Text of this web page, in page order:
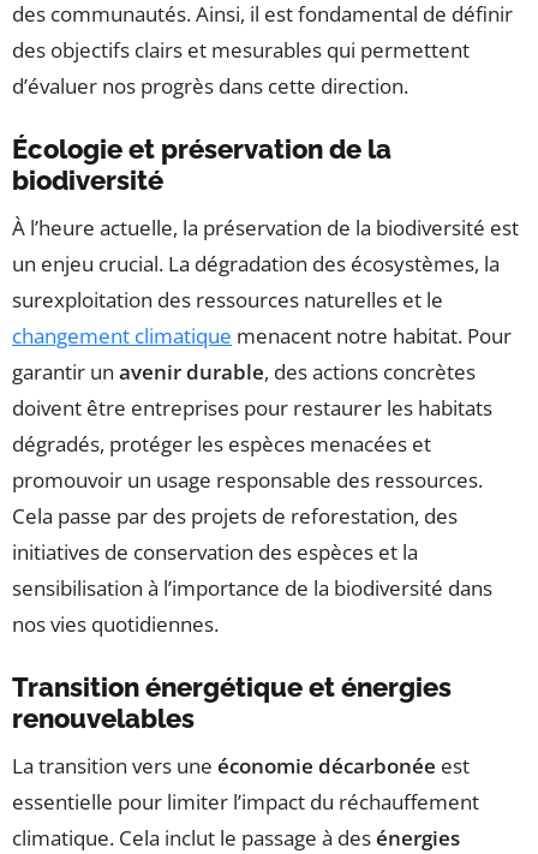
des communautés. Ainsi, il est fondamental de définir
des objectifs clairs et mesurables qui permettent
d’évaluer nos progrès dans cette direction.
Écologie et préservation de la
biodiversité
À l’heure actuelle, la préservation de la biodiversité est
un enjeu crucial. La dégradation des écosystèmes, la
surexploitation des ressources naturelles et le
changement climatique menacent notre habitat. Pour
garantir un avenir durable, des actions concrètes
doivent être entreprises pour restaurer les habitats
dégradés, protéger les espèces menacées et
promouvoir un usage responsable des ressources.
Cela passe par des projets de reforestation, des
initiatives de conservation des espèces et la
sensibilisation à l’importance de la biodiversité dans
nos vies quotidiennes.
Transition énergétique et énergies
renouvelables
La transition vers une économie décarbonée est
essentielle pour limiter l’impact du réchauffement
climatique. Cela inclut le passage à desénergies